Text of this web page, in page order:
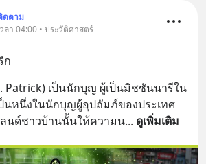
ดตาม
ลา 04:00 • ประวัติศาสตร์
ก
เป็นนักบุญ ผู้เป็นมิชชันนารีใน
นหนึ่งในนักบุญผู้อุปถัมภ์ของประเทศ
นด์ชาวบ้านนั้นให้ความน... ดูเพิ่มเติม